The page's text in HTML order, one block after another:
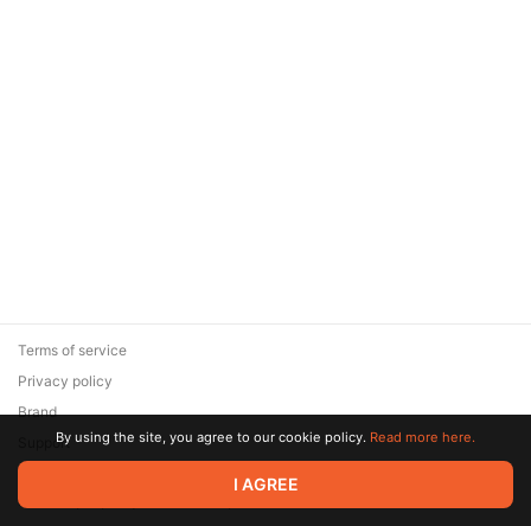
© 2026 Zaya Solutions Limited. All rights reserved. All trademarks
are the property of their respective owners.
Terms of service
Privacy policy
Brand
SupportBy using the site, you agree to our cookie policy. Read more here.
I AGREE